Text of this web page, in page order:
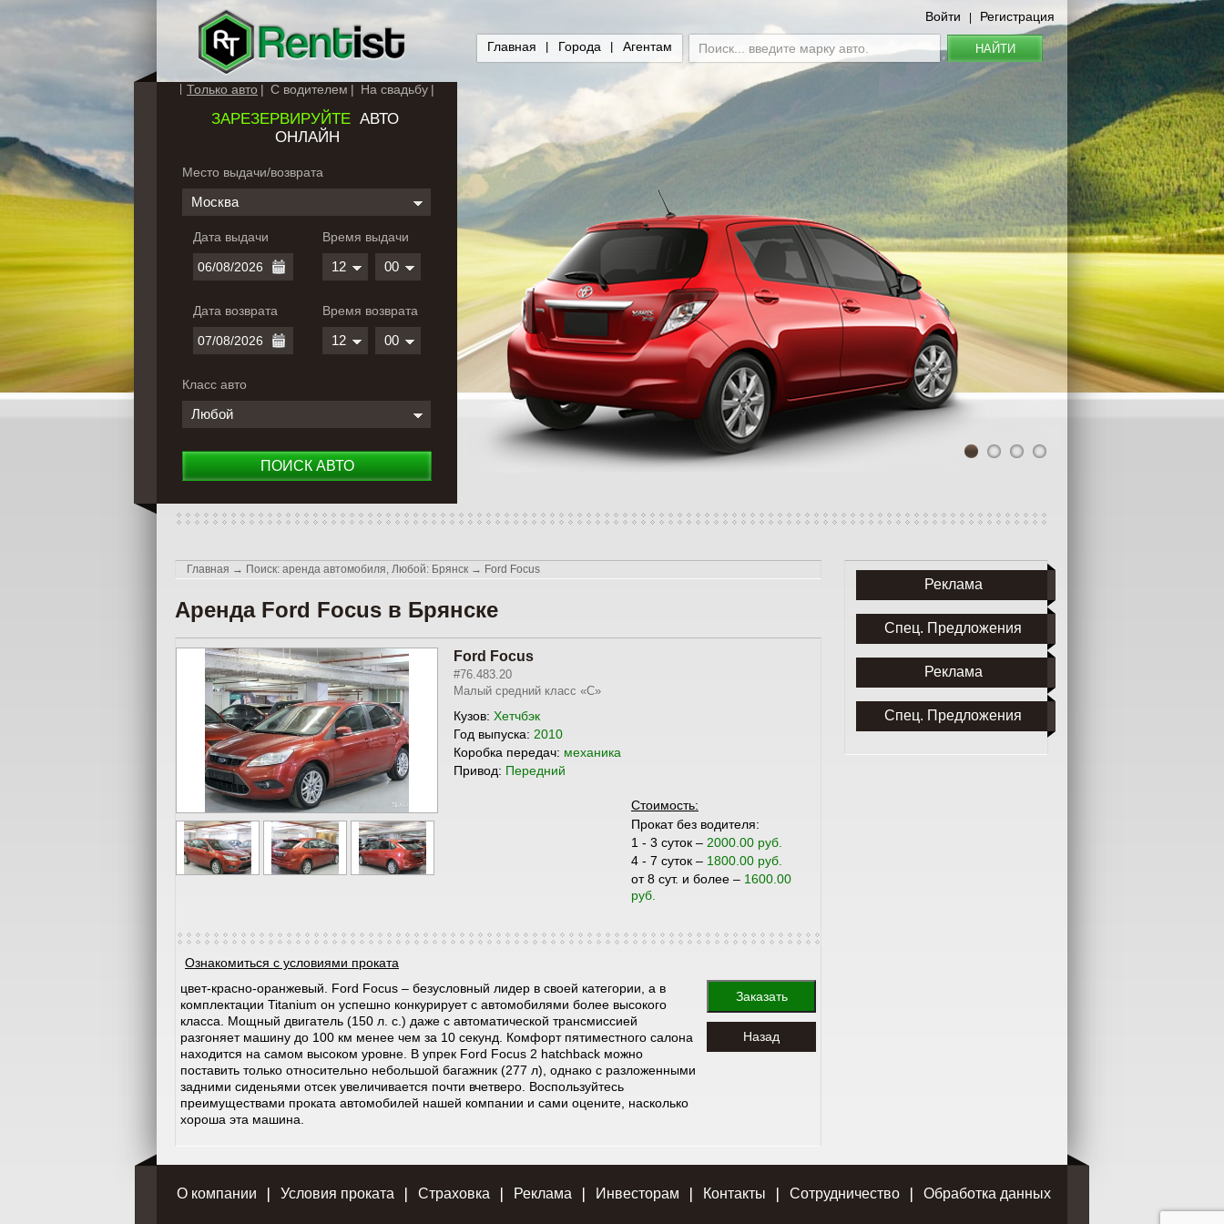
Войти Регистрация
Главная Города Агентам НАЙТИ
Только авто С водителем На свадьбу
ЗАРЕЗЕРВИРУЙТЕАВТО
ОНЛАЙН
Место выдачи/возврата
Москва
Дата выдачи
Дата возврата
Время выдачи
12 00
Время возврата
12 00
Класс авто
Любой
ПОИСК АВТО
1 2 3 4
Главная → Поиск: аренда автомобиля, Любой: Брянск → Ford Focus
Аренда Ford Focus в Брянске
Ford Focus
#76.483.20
Малый средний класс «С»
Кузов: Хетчбэк
Год выпуска: 2010
Коробка передач: механика
Привод: Передний
Стоимость:
Прокат без водителя:
1 - 3 суток – 2000.00 руб.
4 - 7 суток – 1800.00 руб.
от 8 сут. и более – 1600.00
руб.
Ознакомиться с условиями проката
цвет-красно-оранжевый. Ford Focus – безусловный лидер в своей категории, а в
комплектации Titanium он успешно конкурирует с автомобилями более высокого
класса. Мощный двигатель (150 л. с.) даже с автоматической трансмиссией
разгоняет машину до 100 км менее чем за 10 секунд. Комфорт пятиместного салона
находится на самом высоком уровне. В упрек Ford Focus 2 hatchback можно
поставить только относительно небольшой багажник (277 л), однако с разложенными
задними сиденьями отсек увеличивается почти вчетверо. Воспользуйтесь
преимуществами проката автомобилей нашей компании и сами оцените, насколько
хороша эта машина.
Заказать
Назад
Реклама
Спец. Предложения
Реклама
Спец. Предложения
О компании Условия проката Страховка Реклама Инвесторам Контакты Сотрудничество Обработка данных